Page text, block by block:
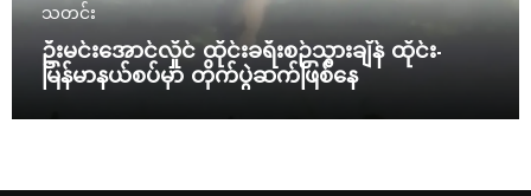
သတင်း
ဦးမင်းအောင်လှိုင် ထိုင်းခရီးစဉ်သွားချိန် ထိုင်း-
မြန်မာနယ်စပ်မှာ တိုက်ပွဲဆက်ဖြစ်နေ